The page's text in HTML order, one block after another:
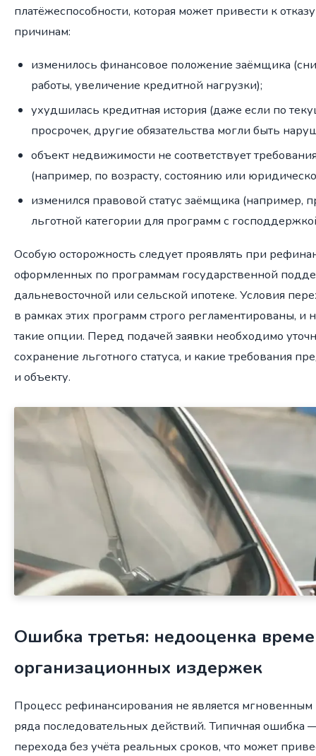
платёжеспособности, которая может привести к
причинам:
изменилось финансовое положение заёмщика
работы, увеличение кредитной нагрузки);
ухудшилась кредитная история (даже если по
просрочек, другие обязательства могли быть
объект недвижимости не соответствует
(например, по возрасту, состоянию или
изменился правовой статус заёмщика (например,
льготной категории для программ с
Особую осторожность следует проявлять при
оформленных по программам государственной
дальневосточной или сельской ипотеке. Условия
в рамках этих программ строго регламентированы, и
такие опции. Перед подачей заявки необходимо
сохранение льготного статуса, и какие требования
и объекту.
Ошибка третья: недооценка
организационных издержек
Процесс рефинансирования не является
ряда последовательных действий. Типичная ошибка
перехода без учёта реальных сроков, что может